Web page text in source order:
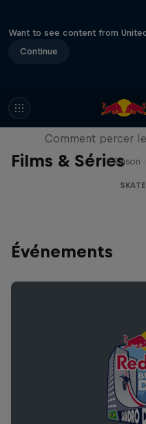
Want to see content from
Continue
Films & Séries
Visions
Comment percer
1 Saison
Événements